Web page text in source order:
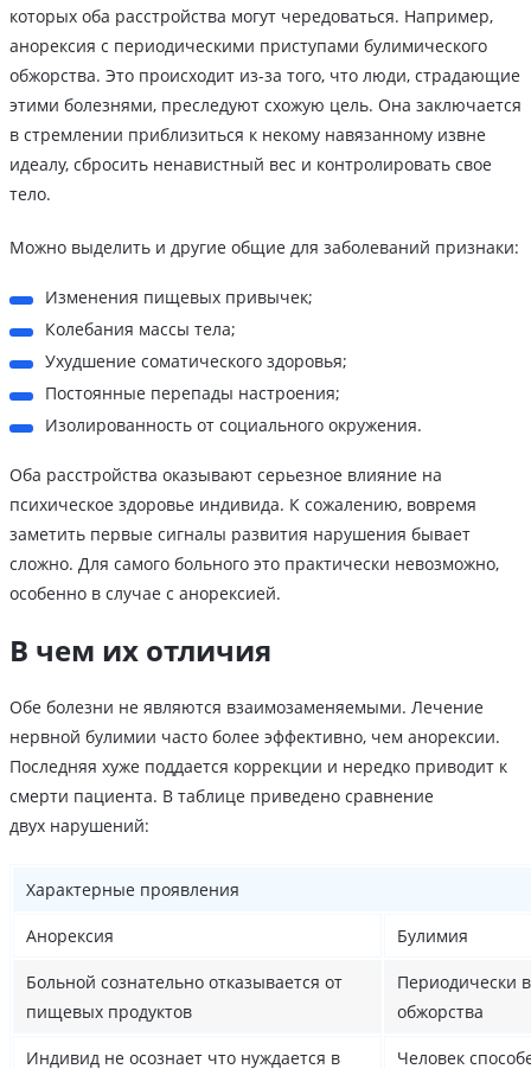
которых оба расстройства могут чередоваться. Например,
анорексия с периодическими приступами булимического
обжорства. Это происходит из-за того, что люди, страдающие
этими болезнями, преследуют схожую цель. Она заключается
в стремлении приблизиться к некому навязанному извне
идеалу, сбросить ненавистный вес и контролировать свое
тело.
Можно выделить и другие общие для заболеваний признаки:
Изменения пищевых привычек;
Колебания массы тела;
Ухудшение соматического здоровья;
Постоянные перепады настроения;
Изолированность от социального окружения.
Оба расстройства оказывают серьезное влияние на
психическое здоровье индивида. К сожалению, вовремя
заметить первые сигналы развития нарушения бывает
сложно. Для самого больного это практически невозможно,
особенно в случае с анорексией.
В чем их отличия
Обе болезни не являются взаимозаменяемыми. Лечение
нервной булимии часто более эффективно, чем анорексии.
Последняя хуже поддается коррекции и нередко приводит к
смерти пациента. В таблице приведено сравнение
двух нарушений:
Характерные проявления
Анорексия Булимия
Больной сознательно отказывается от
пищевых продуктов
Периодически
обжорства
Индивид не осознает что нуждается в Человек